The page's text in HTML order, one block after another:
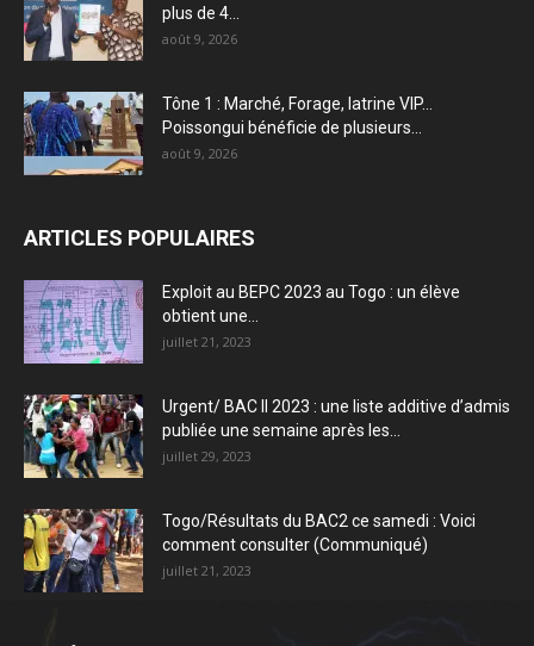
plus de 4...
août 9, 2026
Tône 1 : Marché, Forage, latrine VIP…
Poissongui bénéficie de plusieurs...
août 9, 2026
ARTICLES POPULAIRES
Exploit au BEPC 2023 au Togo : un élève
obtient une...
juillet 21, 2023
Urgent/ BAC II 2023 : une liste additive d’admis
publiée une semaine après les...
juillet 29, 2023
Togo/Résultats du BAC2 ce samedi : Voici
comment consulter (Communiqué)
juillet 21, 2023